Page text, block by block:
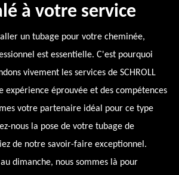
à votre service
un tubage pour votre cheminée,
est essentielle. C'est pourquoi
vivement les services de SCHROLL
expérience éprouvée et des compétences
votre partenaire idéal pour ce type
nous la pose de votre tubage de
de notre savoir-faire exceptionnel.
dimanche, nous sommes là pour